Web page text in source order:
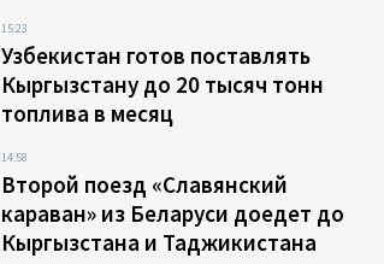
15:23
Узбекистан готов поставлять
Кыргызстану до 20 тысяч тонн
топлива в месяц
14:58
Второй поезд «Славянский
караван» из Беларуси доедет до
Кыргызстана и Таджикистана